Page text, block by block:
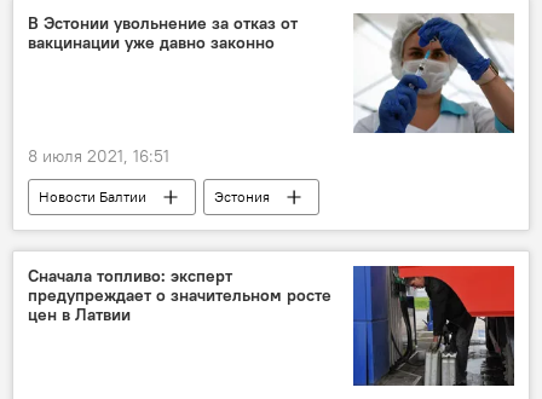
В Эстонии увольнение за отказ от
вакцинации уже давно законно
8 июля 2021, 16:51
Новости Балтии
Эстония
обязательная вакцинация
Сначала топливо: эксперт
предупреждает о значительном росте
цен в Латвии